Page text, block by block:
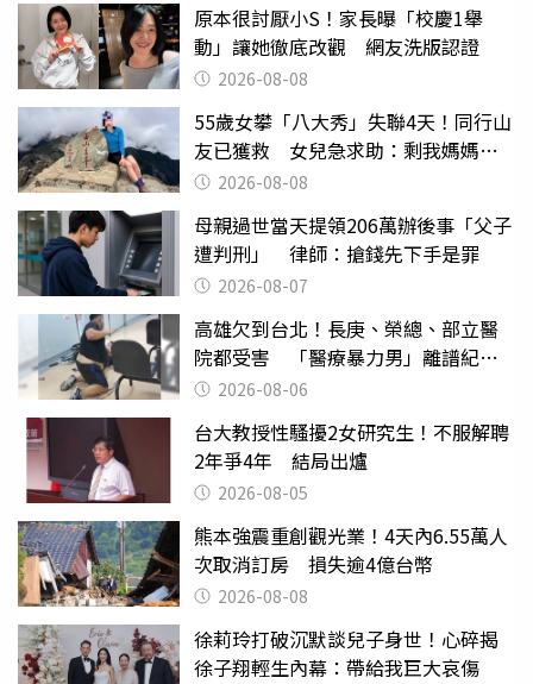
原本很討厭小S！家長曝「校慶1舉
動」讓她徹底改觀 網友洗版認證
2026-08-08
55歲女攀「八大秀」失聯4天！同行山
友已獲救 女兒急求助：剩我媽媽還
沒找到
2026-08-08
母親過世當天提領206萬辦後事「父子
遭判刑」 律師：搶錢先下手是罪
2026-08-07
高雄欠到台北！長庚、榮總、部立醫
院都受害 「醫療暴力男」離譜紀錄
曝光2026-08-06
台大教授性騷擾2女研究生！不服解聘
2年爭4年 結局出爐
2026-08-05
熊本強震重創觀光業！4天內6.55萬人
次取消訂房 損失逾4億台幣
2026-08-08
徐莉玲打破沉默談兒子身世！心碎揭
徐子翔輕生內幕：帶給我巨大哀傷